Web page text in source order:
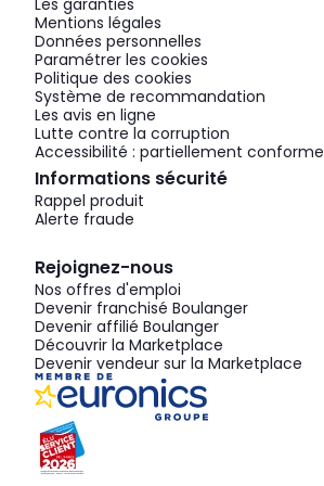
Les garanties
Mentions légales
Données personnelles
Paramétrer les cookies
Politique des cookies
Système de recommandation
Les avis en ligne
Lutte contre la corruption
Accessibilité : partiellement conforme
Informations sécurité
Rappel produit
Alerte fraude
Rejoignez-nous
Nos offres d'emploi
Devenir franchisé Boulanger
Devenir affilié Boulanger
Découvrir la Marketplace
Devenir vendeur sur la Marketplace